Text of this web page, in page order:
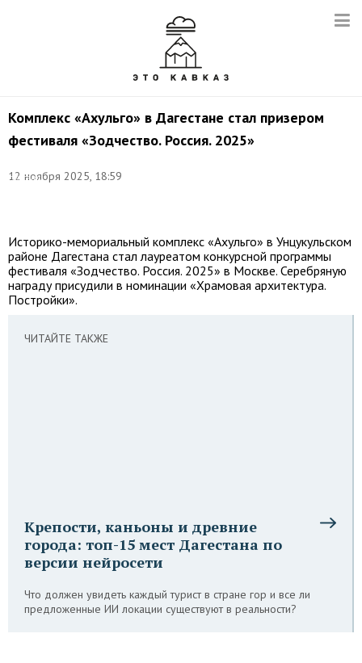
Комплекс «Ахульго» в Дагестане стал призером
фестиваля «Зодчество. Россия. 2025»
12 ноября 2025, 18:59
Фото:
соцсети
Историко-мемориальный комплекс «Ахульго» в Унцукульском
районе Дагестана стал лауреатом конкурсной программы
фестиваля «Зодчество. Россия. 2025» в Москве. Серебряную
награду присудили в номинации «Храмовая архитектура.
Постройки».
ЧИТАЙТЕ ТАКЖЕ
Крепости, каньоны и древние
города: топ-15 мест Дагестана по
версии нейросети
Что должен увидеть каждый турист в стране гор и все ли
предложенные ИИ локации существуют в реальности?